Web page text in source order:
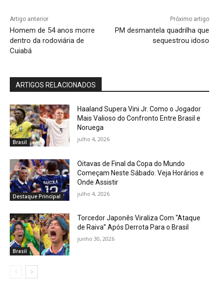
Artigo anterior
Homem de 54 anos morre
dentro da rodoviária de
Cuiabá
Próximo artigo
PM desmantela quadrilha que
sequestrou idoso
ARTIGOS RELACIONADOS
Brasil
Haaland Supera Vini Jr. Como o Jogador
Mais Valioso do Confronto Entre Brasil e
Noruega
julho 4, 2026
Destaque Principal
Oitavas de Final da Copa do Mundo
Começam Neste Sábado: Veja Horários e
Onde Assistir
julho 4, 2026
Brasil
Torcedor Japonês Viraliza Com “Ataque
de Raiva” Após Derrota Para o Brasil
junho 30, 2026